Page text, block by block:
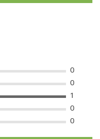
0
0
1
0
0